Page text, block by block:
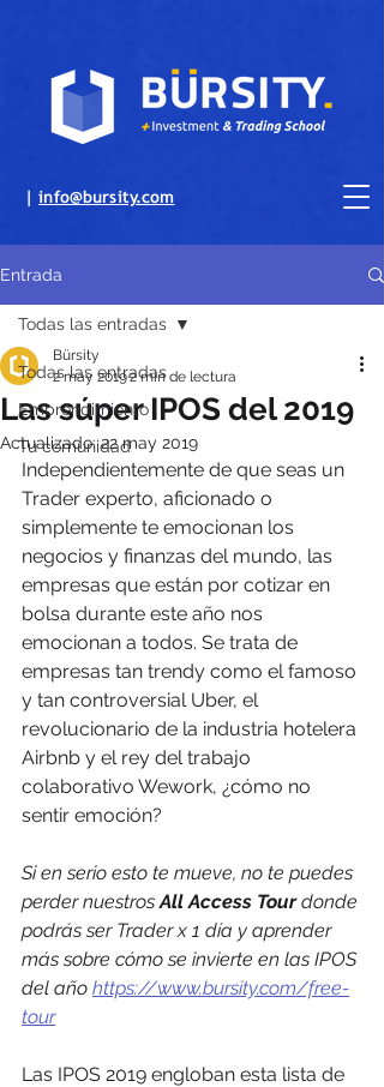
|info@bursity.com
Entrada
Todas las entradas
Emprendimiento
Tu comunidad
Todas las entradas
Las súper IPOS del 2019
Bürsity
2 may 20192 min de lectura
Actualizado:22 may 2019
Independientemente de que seas un
Trader experto, aficionado o
simplemente te emocionan los
negocios y finanzas del mundo, las
empresas que están por cotizar en
bolsa durante este año nos
emocionan a todos. Se trata de
empresas tan trendy como el famoso
y tan controversial Uber, el
revolucionario de la industria hotelera
Airbnb y el rey del trabajo
colaborativo Wework, ¿cómo no
sentir emoción?
Si en serio esto te mueve, no te puedes
perder nuestros All Access Tour donde
podrás ser Trader x 1 día y aprender
más sobre cómo se invierte en las IPOS
del año https://www.bursity.com/free-
tour
Las IPOS 2019 engloban esta lista de